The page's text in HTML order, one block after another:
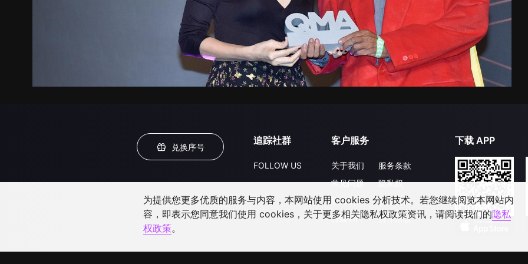
兑换序号
追踪社群
FOLLOW US
客户服务
关于我们
常见问题
联络我们
升级VIP
服务条款
隐私权
公开征件
合作洽談
下载 APP
为提供您更多优质的服务与内容，本网站使用 cookies 分析技术。若您继续阅览本网站内
容，即表示您同意我们使用 cookies，关于更多相关隐私权政策资讯，请阅读我们的隐私
权政策。